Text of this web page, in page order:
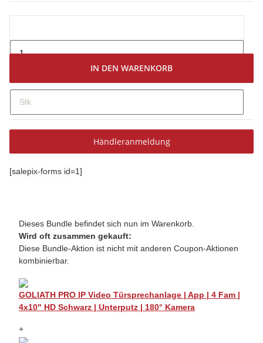
Stk
IN DEN WARENKORB
Händleranmeldung
[salepix-forms id=1]
Dieses Bundle befindet sich nun im Warenkorb.
Wird oft zusammen gekauft:
Diese Bundle-Aktion ist nicht mit anderen Coupon-Aktionen
kombinierbar.
GOLIATH PRO IP Video Türsprechanlage | App | 4 Fam |
4x10" HD Schwarz | Unterputz | 180° Kamera
+